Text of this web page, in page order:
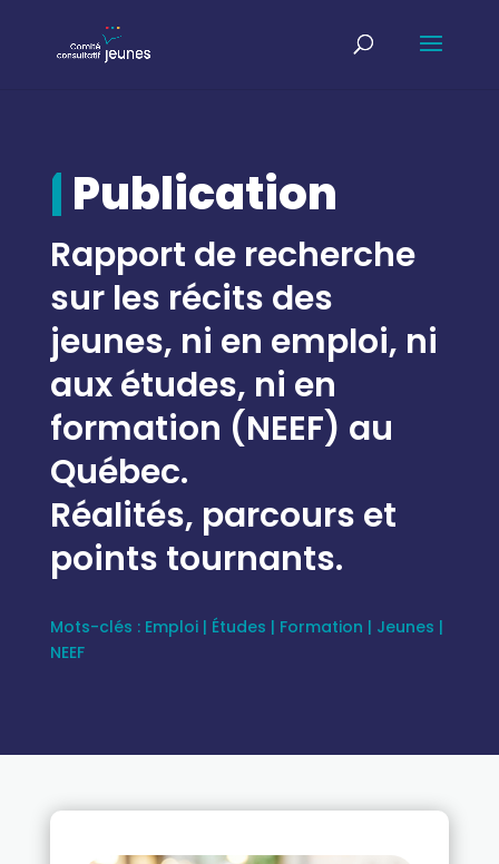
| Publication
Rapport de recherche
sur les récits des
jeunes, ni en emploi, ni
aux études, ni en
formation (NEEF) au
Québec.
Réalités, parcours et
points tournants.
Mots-clés : Emploi| Études | Formation | Jeunes |
NEEF